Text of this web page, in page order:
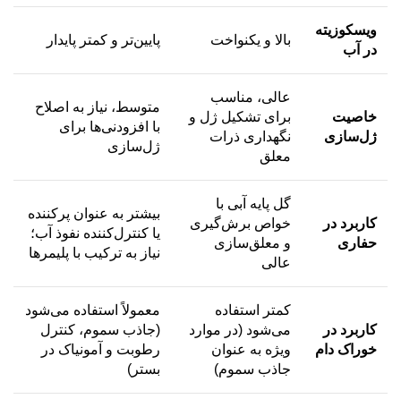
ویسکوزیته
در آب
بالا و یکنواخت پایین‌تر و کمتر پایدار
خاصیت
ژل‌سازی
عالی، مناسب
برای تشکیل ژل و
نگهداری ذرات
معلق
متوسط، نیاز به اصلاح
با افزودنی‌ها برای
ژل‌سازی
کاربرد در
حفاری
گل پایه آبی با
خواص برش‌گیری
و معلق‌سازی
عالی
بیشتر به عنوان پرکننده
یا کنترل‌کننده نفوذ آب؛
نیاز به ترکیب با پلیمرها
کاربرد در
خوراک دام
کمتر استفاده
می‌شود (در موارد
ویژه به عنوان
جاذب سموم)
معمولاً استفاده می‌شود
(جاذب سموم، کنترل
رطوبت و آمونیاک در
بستر)